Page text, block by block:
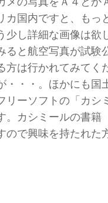
カ国内ですと、もっ
し詳細な画像は欲
ると航空写真が試験
方は行かれてみてく
・・・。ほかにも国
ーソフトの「カシ
。カシミールの書籍
ので興味を持たれた